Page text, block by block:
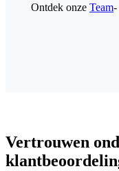
Ontdek onze Team-
Vertrouwen